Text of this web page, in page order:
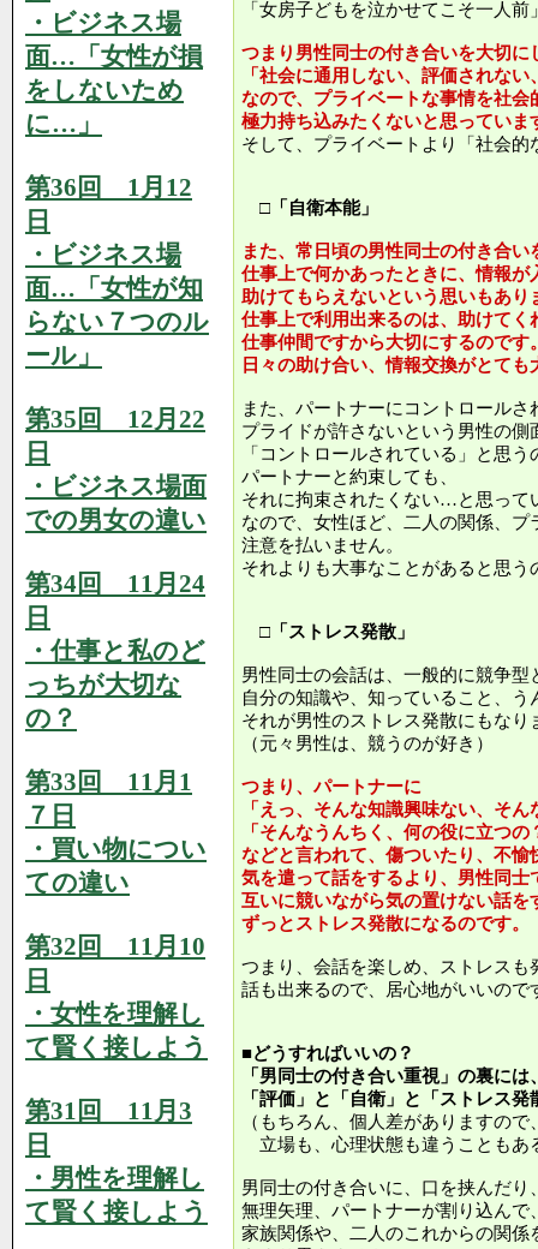
・ビジネス場
面…「女性が損
をしないため
に…」
第36回 1月12
日
・ビジネス場
面…「女性が知
らない７つのル
ール」
第35回 12月22
日
・ビジネス場面
での男女の違い
第34回 11月24
日
・仕事と私のど
っちが大切な
の？
第33回 11月1
７日
・買い物につい
ての違い
第32回 11月10
日
・女性を理解し
て賢く接しよう
第31回 11月3
日
・男性を理解し
て賢く接しよう
「女房子どもを泣かせてこそ一人
つまり男性同士の付き合いを大切に
「社会に通用しない、評価されな
なので、プライベートな事情を社会
極力持ち込みたくないと思っていま
そして、プライベートより「社会
□「自衛本能」
また、常日頃の男性同士の付き合
仕事上で何かあったときに、情報が
助けてもらえないという思いもあり
仕事上で利用出来るのは、助けてく
仕事仲間ですから大切にするのです
日々の助け合い、情報交換がとても
また、パートナーにコントロール
プライドが許さないという男性の側
「コントロールされている」と思
パートナーと約束しても、
それに拘束されたくない…と思って
なので、女性ほど、二人の関係、
注意を払いません。
それよりも大事なことがあると思う
□「ストレス発散」
男性同士の会話は、一般的に競争型
自分の知識や、知っていること、
それが男性のストレス発散にもなり
（元々男性は、競うのが好き）
つまり、パートナーに
「えっ、そんな知識興味ない、そ
「そんなうんちく、何の役に立つの
などと言われて、傷ついたり、不愉
気を遣って話をするより、男性同士
互いに競いながら気の置けない話を
ずっとストレス発散になるのです。
つまり、会話を楽しめ、ストレス
話も出来るので、居心地がいいので
■どうすればいいの？
「男同士の付き合い重視」の裏に
「評価」と「自衛」と「ストレス発
（もちろん、個人差がありますの
立場も、心理状態も違うこともあ
男同士の付き合いに、口を挟んだり
無理矢理、パートナーが割り込ん
家族関係や、二人のこれからの関係